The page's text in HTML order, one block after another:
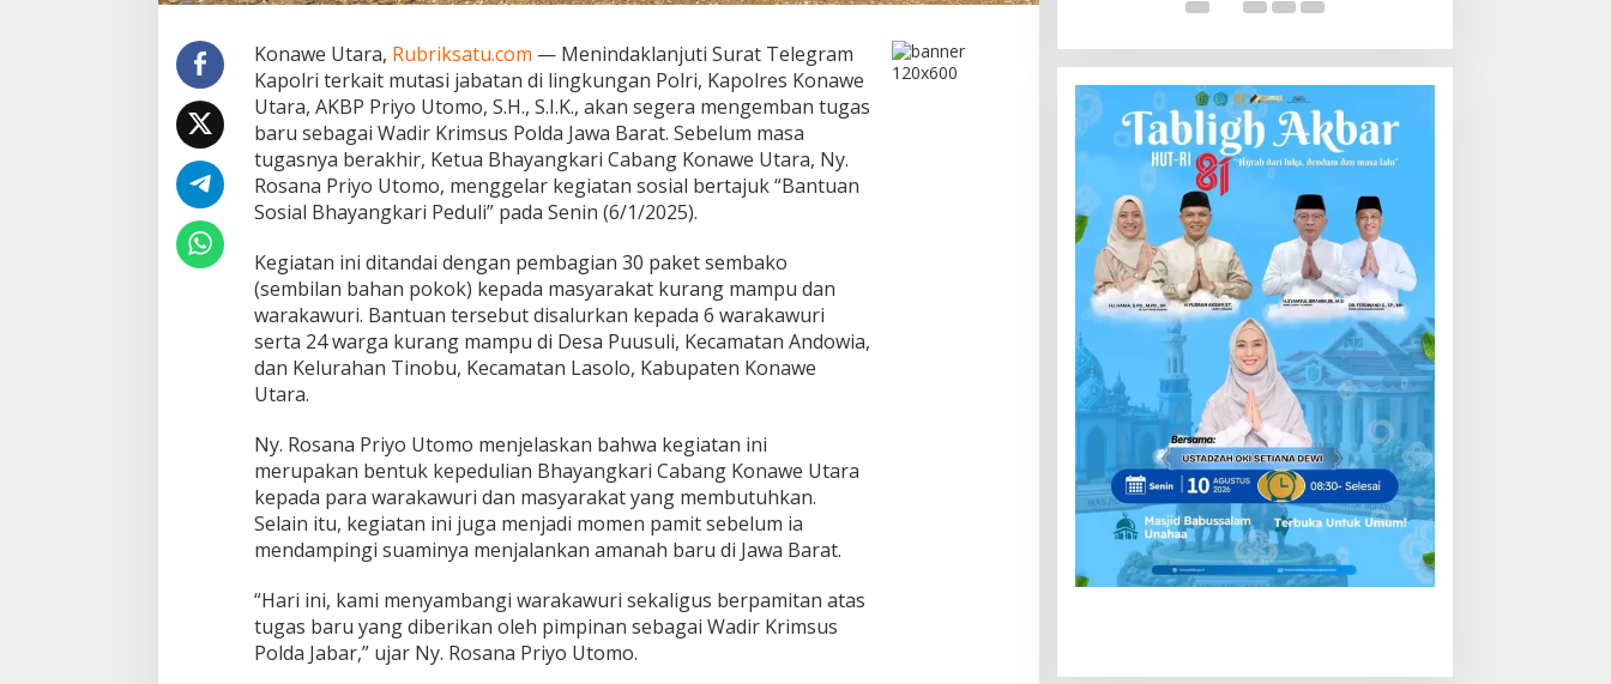
g
a
r
i
G
e
l
a
B
n
s
o
S
e
l
m
P
i
n
d
a
h
T
u
Konawe Utara, Rubriksatu.com — Menindaklanjuti Surat Telegram
Kapolri terkait mutasi jabatan di lingkungan Polri, Kapolres Konawe
Utara, AKBP Priyo Utomo, S.H., S.I.K., akan segera mengemban tugas
baru sebagai Wadir Krimsus Polda Jawa Barat. Sebelum masa
tugasnya berakhir, Ketua Bhayangkari Cabang Konawe Utara, Ny.
Rosana Priyo Utomo, menggelar kegiatan sosial bertajuk “Bantuan
Sosial Bhayangkari Peduli” pada Senin (6/1/2025).
Kegiatan ini ditandai dengan pembagian 30 paket sembako
(sembilan bahan pokok) kepada masyarakat kurang mampu dan
warakawuri. Bantuan tersebut disalurkan kepada 6 warakawuri
serta 24 warga kurang mampu di Desa Puusuli, Kecamatan Andowia,
dan Kelurahan Tinobu, Kecamatan Lasolo, Kabupaten Konawe
Utara.
Ny. Rosana Priyo Utomo menjelaskan bahwa kegiatan ini
merupakan bentuk kepedulian Bhayangkari Cabang Konawe Utara
kepada para warakawuri dan masyarakat yang membutuhkan.
Selain itu, kegiatan ini juga menjadi momen pamit sebelum ia
mendampingi suaminya menjalankan amanah baru di Jawa Barat.
“Hari ini, kami menyambangi warakawuri sekaligus berpamitan atas
tugas baru yang diberikan oleh pimpinan sebagai Wadir Krimsus
Polda Jabar,” ujar Ny. Rosana Priyo Utomo.